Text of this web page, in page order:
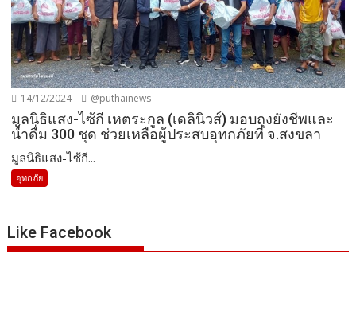
14/12/2024 @puthainews
มูลนิธิแสง-ไซ้กี เหตระกูล (เดลินิวส์) มอบถุงยังชีพและ
น้ำดื่ม 300 ชุด ช่วยเหลือผู้ประสบอุทกภัยที่ จ.สงขลา
มูลนิธิแสง-ไซ้กี...
อุทกภัย
Like Facebook